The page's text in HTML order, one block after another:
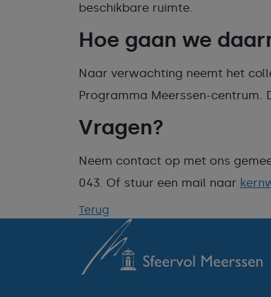
beschikbare ruimte.
Hoe gaan we
Naar verwachting neemt het
Programma Meerssen-centrum.
Vragen?
Neem contact op met ons
043. Of stuur een mail naar
Terug